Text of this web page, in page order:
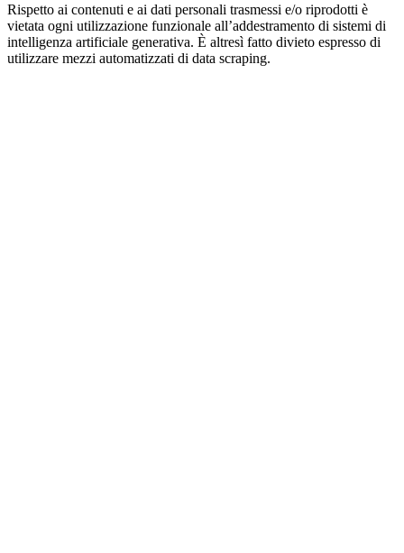
Rispetto ai contenuti e ai dati personali trasmessi e/o riprodotti è
vietata ogni utilizzazione funzionale all’addestramento di sistemi di
intelligenza artificiale generativa. È altresì fatto divieto espresso di
utilizzare mezzi automatizzati di data scraping.